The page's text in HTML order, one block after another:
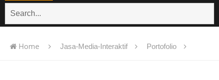
Home Jasa-Media-Interaktif Portofolio